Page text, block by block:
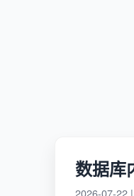
数据库
2026-07-22 |